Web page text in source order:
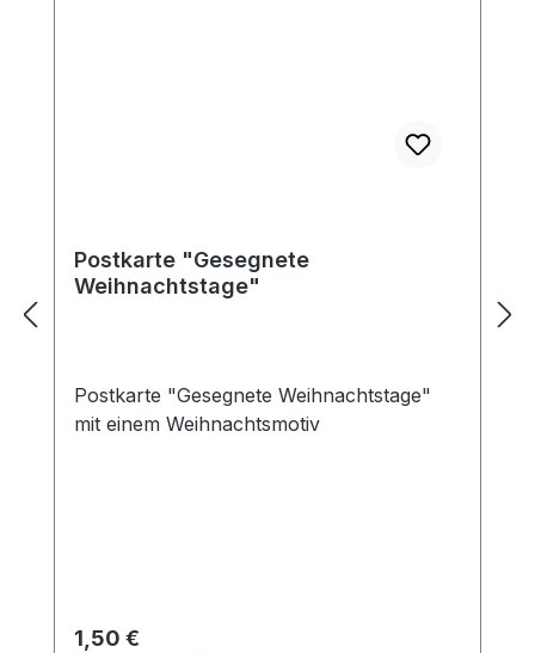
Postkarte "Gesegnete
Weihnachtstage"
Postkarte "Gesegnete Weihnachtstage"
mit einem Weihnachtsmotiv
Regulärer Preis:
1,50 €